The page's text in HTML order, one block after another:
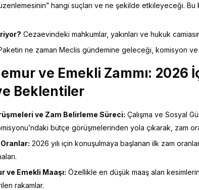
hangi suçları ve ne şekilde etkileyeceği.
Cezaevindeki mahkumlar, yakınları ve hukuk
ne zaman Meclis gündemine geleceği, komisyon
ve Emekli Zammı: 2026
Beklentiler
ve Zam Belirleme Süreci: Çalışma ve Sosyal
bütçe görüşmelerinden yola çıkarak, zam
2026 yılı için konuşulmaya başlanan ilk zam
ve Emekli Maaşı: Özellikle en düşük maaş alan
rakamlar.